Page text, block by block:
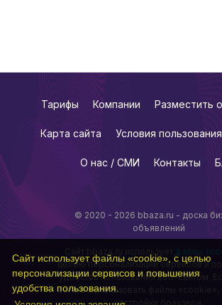
Сайт использует файлы «cookie», с целью
персонализации сервисов и повышения
удобства пользования.
© 2020 - 2026 bbaza.ru - доска
объявлений
Сайт bbaza.ru использует файлы
целью персонализации сервисов и
удобства пользования веб-сайтом.
хотите использовать файлы «cookie»,
настройки браузера.
Тарифы Компании Разместить
Карта сайта Условия пользования
О нас / СМИ Контакты